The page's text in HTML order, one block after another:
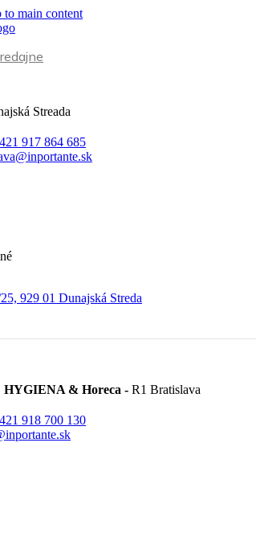
to main content
Streada
917 864 685
929 01 Dunajská Streda
& Horeca - R1 Bratislava
918 700 130